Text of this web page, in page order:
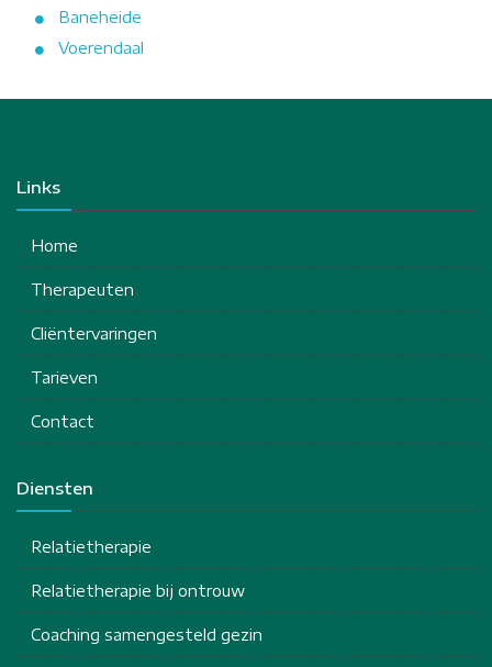
Baneheide
Voerendaal
Links
Home
Therapeuten
Cliëntervaringen
Tarieven
Contact
Diensten
Relatietherapie
Relatietherapie bij ontrouw
Coaching samengesteld gezin